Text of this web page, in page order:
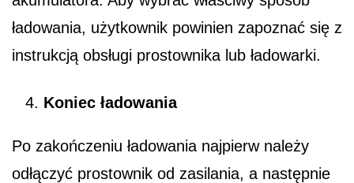
ładowania, użytkownik powinien zapoznać się z
instrukcją obsługi prostownika lub ładowarki.
Koniec ładowania
Po zakończeniu ładowania najpierw należy
odłączyć prostownik od zasilania, a następnie